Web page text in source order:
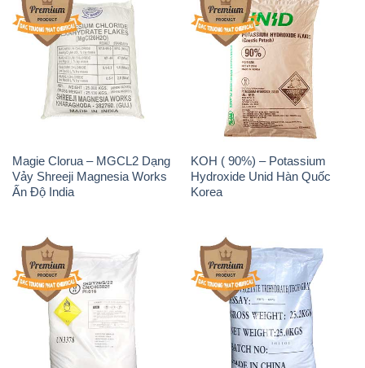
Magie Clorua – MGCL2 Dạng
Vảy Shreeji Magnesia Works
Ấn Độ India
KOH ( 90%) – Potassium
Hydroxide Unid Hàn Quốc
Korea